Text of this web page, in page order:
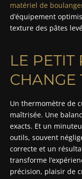
matériel de
d’équipement
texture des pâtes
LE PETIT
CHANGE
Un thermomètre de
maîtrisée. Une
exacts. Et un
outils, souvent
correcte et un
transforme
précision, plaisir de